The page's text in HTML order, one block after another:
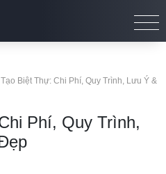
Biệt Thự: Chi Phí, Quy Trình, Lưu Ý &
Phí, Quy Trình,